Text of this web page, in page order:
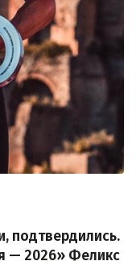
подтвердились.
— 2026» Феликс